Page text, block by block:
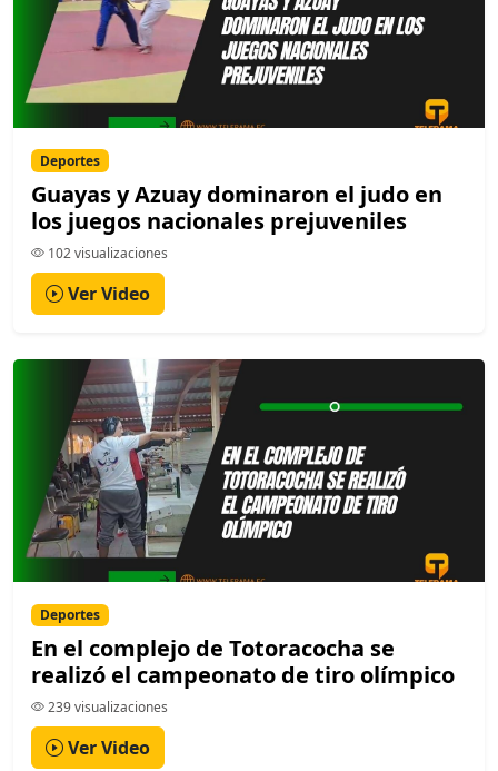
Deportes
Guayas y Azuay dominaron el judo en
los juegos nacionales prejuveniles
102 visualizaciones
Ver Video
Deportes
En el complejo de Totoracocha se
realizó el campeonato de tiro olímpico
239 visualizaciones
Ver Video